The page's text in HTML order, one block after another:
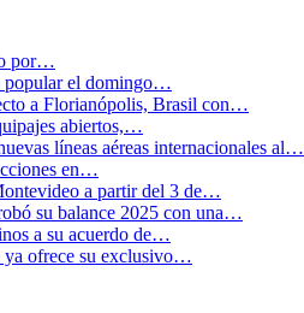
por…
popular el domingo…
a Florianópolis, Brasil con…
abiertos,…
líneas aéreas internacionales al…
en…
a partir del 3 de…
su balance 2025 con una…
a su acuerdo de…
ofrece su exclusivo…